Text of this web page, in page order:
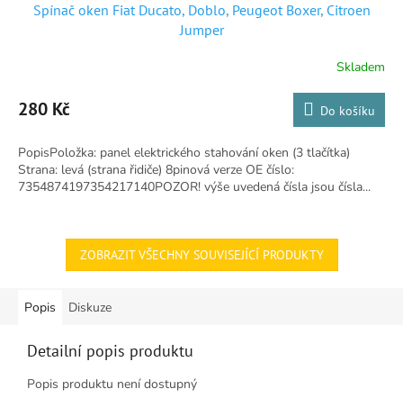
Spínač oken Fiat Ducato, Doblo, Peugeot Boxer, Citroen
Jumper
produktu
je
z
5
hvězdiček.
Skladem
280 Kč Do košíku
PopisPoložka: panel elektrického stahování oken (3 tlačítka)
Strana: levá (strana řidiče) 8pinová verze OE číslo:
7354874197354217140POZOR! výše uvedená čísla jsou čísla...
ZOBRAZIT VŠECHNY SOUVISEJÍCÍ PRODUKTY
Popis Diskuze
Detailní popis produktu
Popis produktu není dostupný